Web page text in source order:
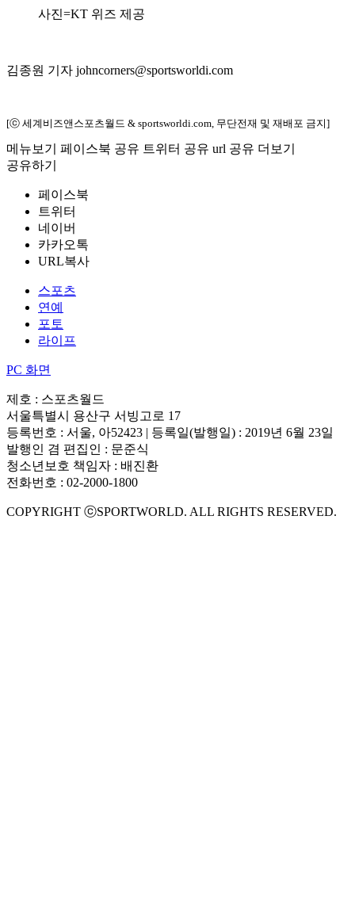
사진=KT 위즈 제공
김종원 기자 johncorners@sportsworldi.com
[ⓒ 세계비즈앤스포츠월드 & sportsworldi.com, 무단전재 및 재배포 금지]
메뉴보기 페이스북 공유 트위터 공유 url 공유 더보기
공유하기
페이스북
트위터
네이버
카카오톡
URL복사
스포츠
연예
포토
라이프
PC 화면
제호 : 스포츠월드
서울특별시 용산구 서빙고로 17
등록번호 : 서울, 아52423 | 등록일(발행일) : 2019년 6월 23일
발행인 겸 편집인 : 문준식
청소년보호 책임자 : 배진환
전화번호 : 02-2000-1800
COPYRIGHT ⓒSPORTWORLD. ALL RIGHTS RESERVED.